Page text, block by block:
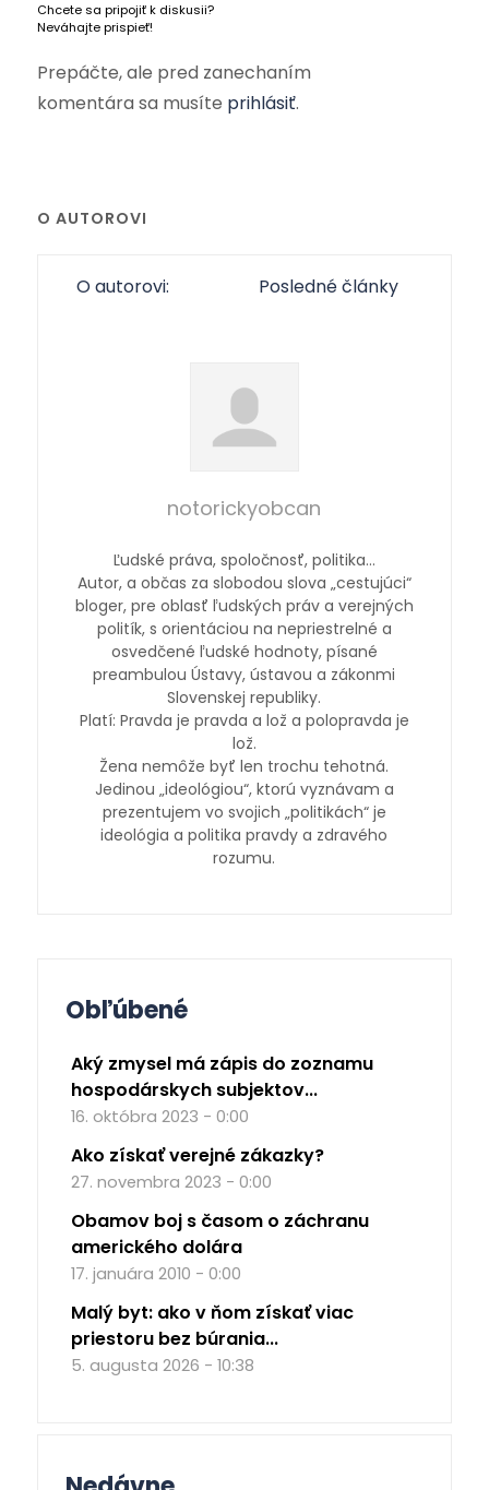
Chcete sa pripojiť k diskusii?
Neváhajte prispieť!
Prepáčte, ale pred zanechaním
komentára sa musíte prihlásiť.
O AUTOROVI
O autorovi: Posledné články
notorickyobcan
Ľudské práva, spoločnosť, politika…
Autor, a občas za slobodou slova „cestujúci“
bloger, pre oblasť ľudských práv a verejných
politík, s orientáciou na nepriestrelné a
osvedčené ľudské hodnoty, písané
preambulou Ústavy, ústavou a zákonmi
Slovenskej republiky.
Platí: Pravda je pravda a lož a polopravda je
lož.
Žena nemôže byť len trochu tehotná.
Jedinou „ideológiou“, ktorú vyznávam a
prezentujem vo svojich „politikách“ je
ideológia a politika pravdy a zdravého
rozumu.
Obľúbené
Aký zmysel má zápis do zoznamu
hospodárskych subjektov...
16. októbra 2023 - 0:00
Ako získať verejné zákazky?
27. novembra 2023 - 0:00
Obamov boj s časom o záchranu
amerického dolára
17. januára 2010 - 0:00
Malý byt: ako v ňom získať viac
priestoru bez búrania...
5. augusta 2026 - 10:38